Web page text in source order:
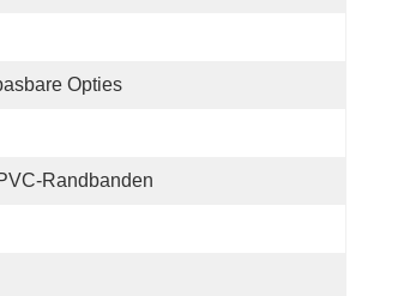
Opties
Randbanden